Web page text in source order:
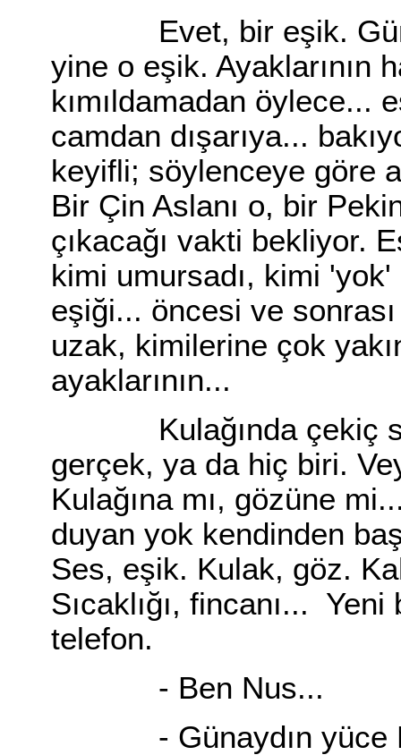
Evet, bir eşik.
yine o eşik. Ayaklarının
kımıldamadan öylece...
camdan dışarıya...
keyifli; söylenceye göre
Bir Çin Aslanı o, bir
çıkacağı vakti bekliyor.
kimi umursadı, kimi
eşiği... öncesi ve
uzak, kimilerine çok
ayaklarının...
Kulağında çekiç
gerçek, ya da hiç biri.
Kulağına mı, gözüne
duyan yok kendinden
Ses, eşik. Kulak, göz.
Sıcaklığı, fincanı...
telefon.
- Ben Nus...
- Günaydın yüce